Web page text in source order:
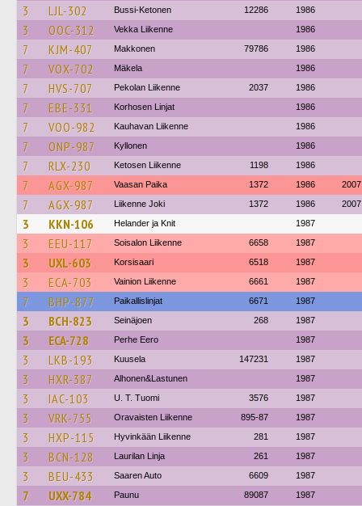
3 LJL-302 Bussi-Ketonen 12286 1986
3 OOC-312 Vekka Liikenne 1986
7 KJM-407 Makkonen 79786 1986
7 VOX-702 Mäkela 1986
7 HVS-707 Pekolan Liikenne 2037 1986
7 EBE-331 Korhosen Linjat 1986
7 VOO-982 Kauhavan Liikenne 1986
7 ONP-987 Kyllonen 1986
7 RLX-230 Ketosen Liikenne 1198 1986
7 AGX-987 Vaasan Paika 1372 1986 2007
7 AGX-987 Liikenne Joki 1372 1986 2007
3 KKN-106 Helander ja Knit 1987
3 EEU-117 Soisalon Liikenne 6658 1987
3 UXL-603 Korsisaari 6518 1987
3 ECA-703 Vainion Liikenne 6661 1987
7 BHP-877 Paikallislinjat 6671 1987
3 BCH-823 Seinäjoen 268 1987
3 ECA-728 Perhe Eero 1987
3 LKB-193 Kuusela 147231 1987
3 HXR-387 Alhonen&Lastunen 1987
3 IAC-103 U. T. Tuomi 3576 1987
3 VRK-755 Oravaisten Liikenne 895-87 1987
3 HXP-115 Hyvinkään Liikenne 281 1987
3 BCN-128 Laurilan Linja 261 1987
3 BEU-433 Saaren Auto 6609 1987
7 UXX-784 Paunu 89087 1987